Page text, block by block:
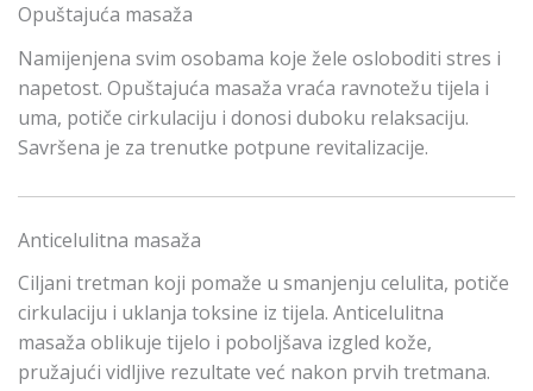
Opuštajuća masaža
Namijenjena svim osobama koje žele osloboditi stres i
napetost. Opuštajuća masaža vraća ravnotežu tijela i
uma, potiče cirkulaciju i donosi duboku relaksaciju.
Savršena je za trenutke potpune revitalizacije.
Anticelulitna masaža
Ciljani tretman koji pomaže u smanjenju celulita, potiče
cirkulaciju i uklanja toksine iz tijela. Anticelulitna
masaža oblikuje tijelo i poboljšava izgled kože,
pružajući vidljive rezultate već nakon prvih tretmana.